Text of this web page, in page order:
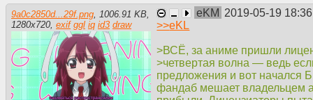
а на мале просто в кучу
франшизу, в которой куча
обращаться у другим
Во-вторых, список тайтов и
выбрать тайтлы с 2000 по
рейтинг, статус и жанры. В
лето/осень), а за нужный
На Шики можно тупо убрать
9a0c2850d...29f.png, 1006.91 KB,
1280x720, exif ggl iq id3 draw
eKM 2019-05-19
>>eKL
>ВСЁ, за аниме пришли
>четвертая волна — ведь
предложения и вот
фандаб мешает владельцем